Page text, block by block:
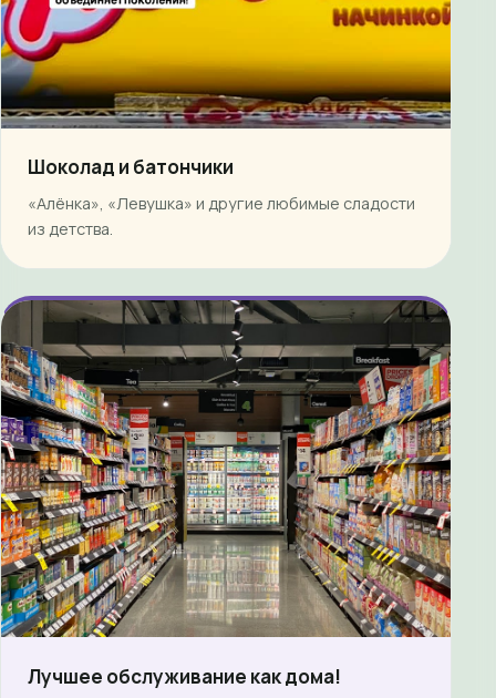
Шоколад и батончики
«Алёнка», «Левушка» и другие любимые сладости
из детства.
Лучшее обслуживание как дома!